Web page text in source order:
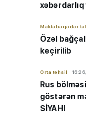
Məktəbəqədər
Özəl
keçirilib
Orta təhsil
Rus
göstərən
SİYAHI